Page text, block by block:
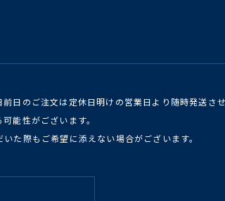
日のご注文は定休日明けの営業日より随時発送させ
能性がございます。
た際もご希望に添えない場合がございます。